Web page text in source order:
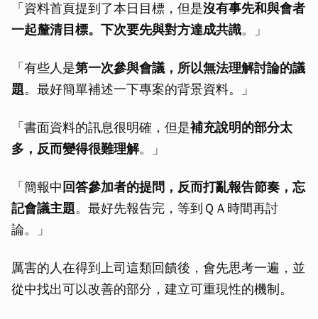
「資料首頁提到了本日目標，但是沒有事先和與會者
一起釐清目標。下次要先與對方達成共識。」
「有些人是第一次參與會議，所以無法理解討論的議
題。最好簡單補述一下專案的背景資料。」
「書面資料的訊息很明確，但是補充說明的部分太
多，反而變得很難理解。」
「簡報中 回答參加者的提問，反而打亂報告節奏，忘
記會議主題。最好先報告完，等到ＱＡ時間再討
論。」
厲害的人在得到上司這類回饋後，會先思考一遍，並
從中找出可以改善的部分，建立可重現性的機制。